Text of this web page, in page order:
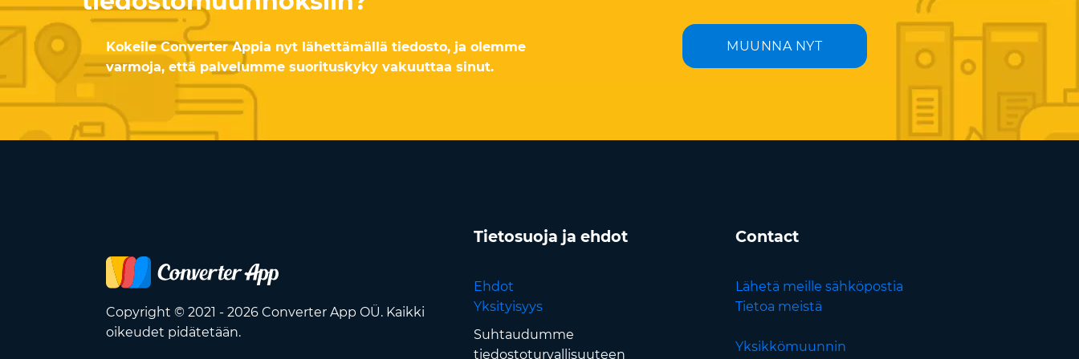
Kokeile Converter Appia nyt lähettämällä tiedosto, ja olemme
varmoja, että palvelumme suorituskyky vakuuttaa sinut.
MUUNNA NYT
Copyright © 2021 - 2026 Converter App OÜ. Kaikki
oikeudet pidätetään.
Tietosuoja ja ehdot
Ehdot
Yksityisyys
Suhtaudumme
tiedostoturvallisuuteen
Contact
Lähetä meille sähköpostia
Tietoa meistä
Yksikkömuunnin